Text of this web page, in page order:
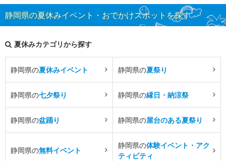
静岡県の夏休みイベント・おでかけスポットを探す
夏休みカテゴリから探す
静岡県の夏休みイベント 静岡県の夏祭り
静岡県の七夕祭り 静岡県の縁日・納涼祭
静岡県の盆踊り 静岡県の屋台のある夏祭り
静岡県の無料イベント
静岡県の体験イベント・アク
ティビティ